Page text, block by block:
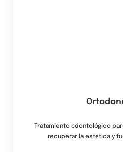
Tratamiento odontológico
recuperar la estética y